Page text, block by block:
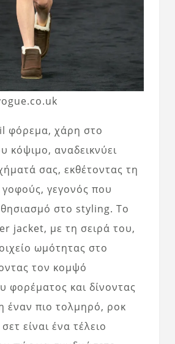
φόρεμα, χάρη στο
κόψιμο, αναδεικνύει
σας, εκθέτοντας τη
γοφούς, γεγονός που
στο styling. Το
jacket, με τη σειρά του,
ωμότητας στο
τον κομψό
φορέματος και δίνοντας
έναν πιο τολμηρό, ροκ
είναι ένα τέλειο